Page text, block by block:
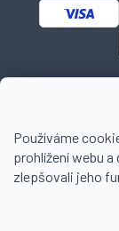
Používáme
prohlížení webu
zlepšovali jeho
Copyright